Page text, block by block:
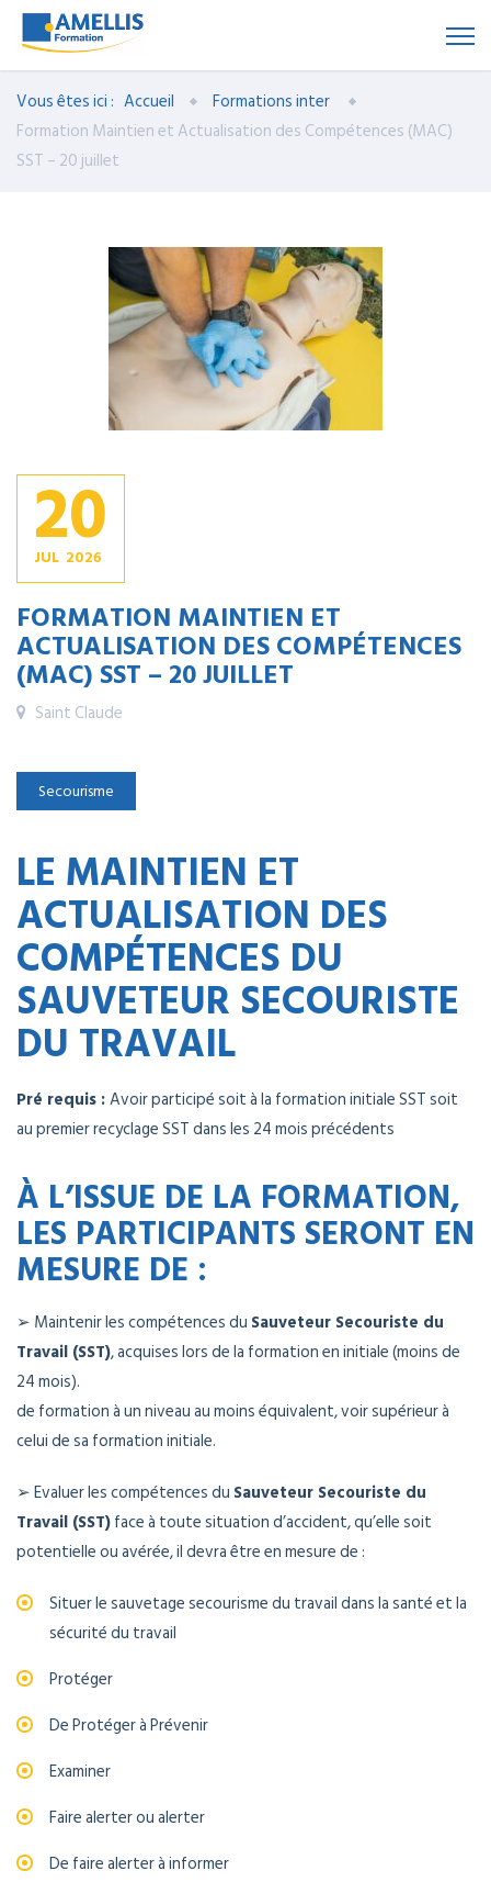
Vous êtes ici : Accueil
Formations inter
Formation Maintien et Actualisation des Compétences (MAC)
SST – 20 juillet
20
JUL 2026
FORMATION MAINTIEN ET
ACTUALISATION DES COMPÉTENCES
(MAC) SST – 20 JUILLET
Saint Claude
Secourisme
LE MAINTIEN ET
ACTUALISATION DES
COMPÉTENCES DU
SAUVETEUR SECOURISTE
DU TRAVAIL
Pré requis :Avoir participé soit à la formation initiale SST soit
au premier recyclage SST dans les 24 mois précédents
À L’ISSUE DE LA FORMATION,
LES PARTICIPANTS SERONT EN
MESURE DE :
➢ Maintenir les compétences du Sauveteur Secouriste du
Travail (SST), acquises lors de la formation en initiale (moins de
24 mois).
de formation à un niveau au moins équivalent, voir supérieur à
celui de sa formation initiale.
➢ Evaluer les compétences du Sauveteur Secouriste du
Travail (SST)face à toute situation d’accident, qu’elle soit
potentielle ou avérée, il devra être en mesure de :
Situer le sauvetage secourisme du travail dans la santé et la
sécurité du travail
Protéger
De Protéger à Prévenir
Examiner
Faire alerter ou alerter
De faire alerter à informer